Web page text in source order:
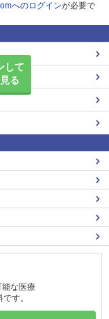
へのログインが必要で
して
る
な医療
す。